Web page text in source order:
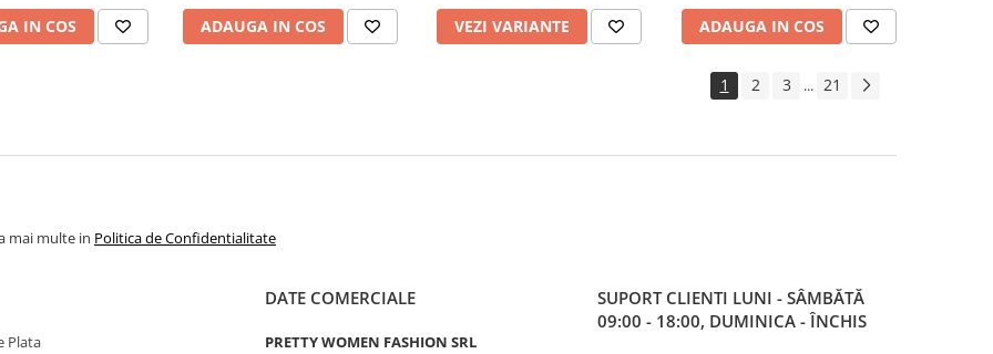
IN COS ADAUGA IN COS VEZI VARIANTE ADAUGA IN COS
1 2 3 ... 21
mai multe in Politica de Confidentialitate
Plata
DATE COMERCIALE
PRETTY WOMEN FASHION SRL
SUPORT CLIENTI LUNI - SÂMBĂTĂ
09:00 - 18:00, DUMINICA - ÎNCHIS